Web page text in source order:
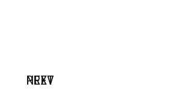
PREV
NEXT